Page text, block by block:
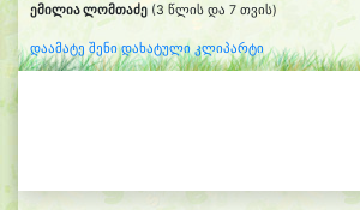
ემილია ლომთაძე (3 წლის და 7 თვის)
დაამატე შენი დახატული კლიპარტი